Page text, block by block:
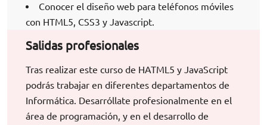
Conocer el diseño web para teléfonos móviles
con HTML5, CSS3 y Javascript.
Salidas profesionales
Tras realizar este curso de HATML5 y JavaScript
podrás trabajar en diferentes departamentos de
Informática. Desarróllate profesionalmente en el
área de programación, y en el desarrollo de